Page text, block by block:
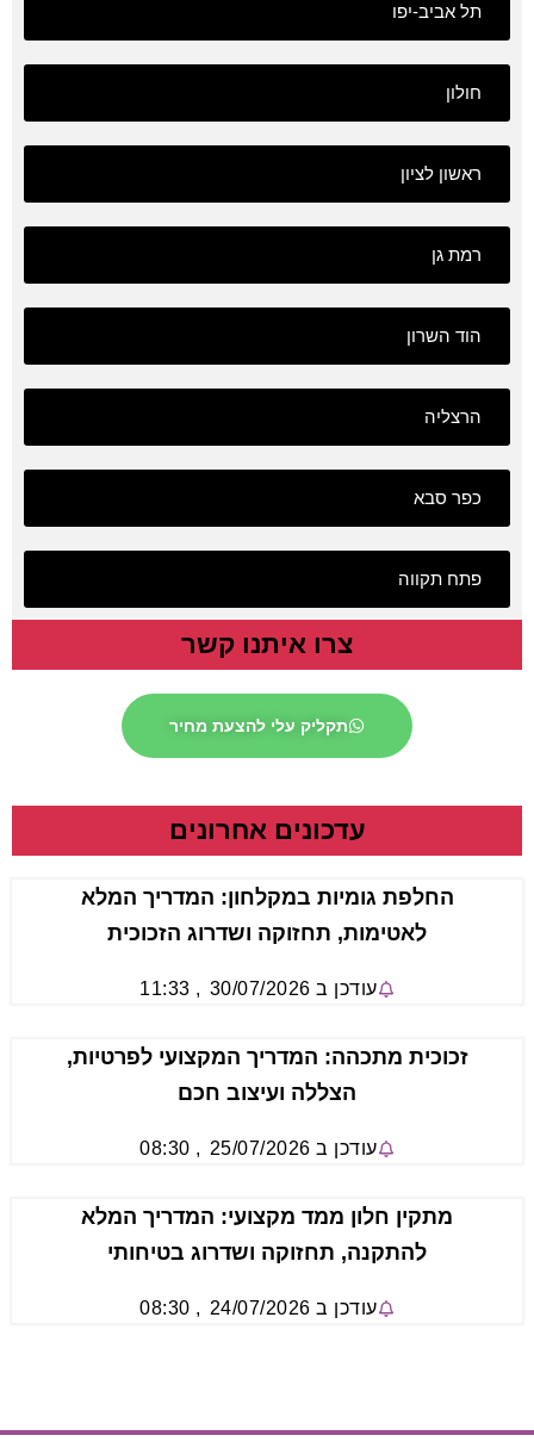
תל אביב-יפו
חולון
ראשון לציון
רמת גן
הוד השרון
הרצליה
כפר סבא
פתח תקווה
צרו איתנו קשר
תקליק עלי להצעת מחיר
עדכונים אחרונים
החלפת גומיות במקלחון: המדריך המלא
לאטימות, תחזוקה ושדרוג הזכוכית
עודכן ב 30/07/2026
,
11:33
זכוכית מתכהה: המדריך המקצועי לפרטיות,
הצללה ועיצוב חכם
עודכן ב 25/07/2026
,
08:30
מתקין חלון ממד מקצועי: המדריך המלא
להתקנה, תחזוקה ושדרוג בטיחותי
עודכן ב 24/07/2026
,
08:30